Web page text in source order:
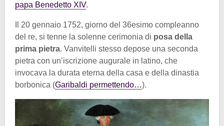
papa Benedetto XIV.
Il 20 gennaio 1752, giorno del 36esimo compleanno
del re, si tenne la solenne cerimonia di posa della
prima pietra. Vanvitelli stesso depose una seconda
pietra con un’iscrizione augurale in latino, che
invocava la durata eterna della casa e della dinastia
borbonica (Garibaldi permettendo…).